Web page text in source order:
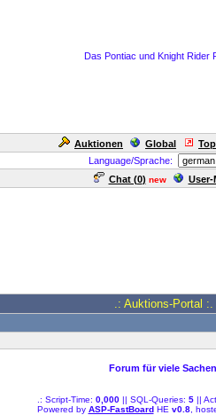
Das Pontiac und Knight Rider
Auktionen Global Top
Language/Sprache:
Chat (0) new User-
.: Auktions-Portal :.
Forum für viele
.: Script-Time: 0,000|| SQL-Queries: 5||
Powered by ASP-FastBoardHE v0.8,